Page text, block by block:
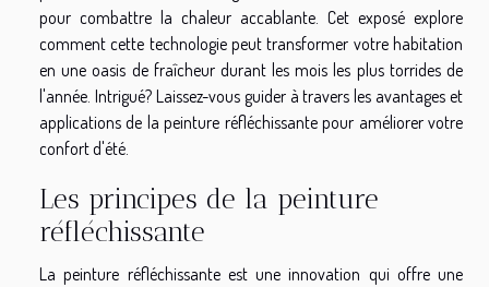
pour combattre la chaleur accablante. Cet exposé explore
comment cette technologie peut transformer votre habitation
en une oasis de fraîcheur durant les mois les plus torrides de
l'année. Intrigué? Laissez-vous guider à travers les avantages et
applications de la peinture réfléchissante pour améliorer votre
confort d'été.
Les principes de la peinture
réfléchissante
La peinture réfléchissante est une innovation qui offre une